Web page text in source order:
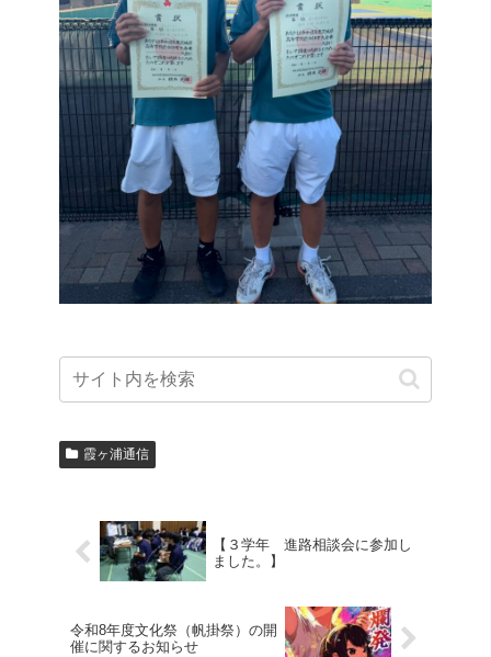
霞ヶ浦通信
【３学年 進路相談会に参加し
ました。】
令和8年度文化祭（帆掛祭）の開
催に関するお知らせ